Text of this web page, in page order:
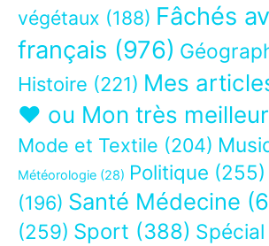
végétaux (188) Fâchés
français (976)
Histoire (221) Mes
❤ ou Mon très meilleur
Mode et Textile (204)
Météorologie (28) Politique (255)
(196) Santé Médecine
(259) Sport (388) Spécial